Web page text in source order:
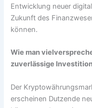
Entwicklung neuer
Zukunft des
können.
Wie man
zuverlässige
Der
erscheinen Dutzende